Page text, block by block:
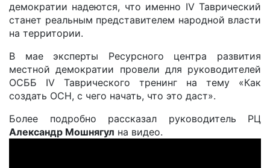
демократии надеются, что именно IV Таврический
станет реальным представителем народной власти
на территории.
В мае эксперты Ресурсного центра развития
местной демократии провели для руководителей
ОСББ IV Таврического тренинг на тему «Как
создать ОСН, с чего начать, что это даст».
Более подробно рассказал руководитель РЦ
Александр Мошнягул на видео.